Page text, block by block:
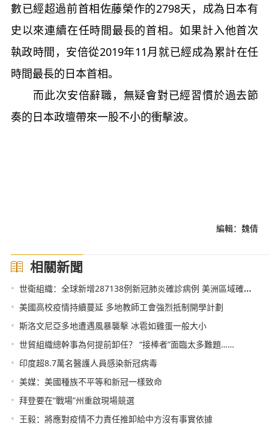
數已經超過前首相佐藤榮作的2798天，成為日本有
史以來連續在任時間最長的首相。如果計入他首次
執政時間，安倍從2019年11月就已經成為累計在任
時間最長的日本首相。
而此次安倍辭職，無疑會對已經習慣於過去節
奏的日本政壇帶來一股不小的衝擊波。
編輯：魏倩
相關新聞
• 世衛組織：全球新增287138例新冠肺炎確診病例 美洲區域確診超1300萬例
• 美國高校疫情持續蔓延 多地教師工會強烈抵制開學計劃
• 斯洛文尼亞多地遭遇風暴襲擊 冰雹如雞蛋一般大小
• 世貿組織總幹事為何提前卸任？ “接棒者”面臨太多難題……
• 印度超8.7萬名醫護人員感染新冠病毒
• 美媒：美國種族不平等和新冠一樣致命
• 拜登要在“戰場”州重啟現場競選
• 王毅：將應對疫情不力責任推卸給中方沒有事實依據